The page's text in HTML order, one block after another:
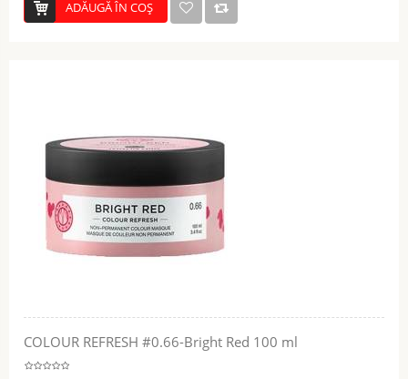
ADĂUGĂ ÎN COŞ
COLOUR REFRESH #0.66-Bright Red 100 ml